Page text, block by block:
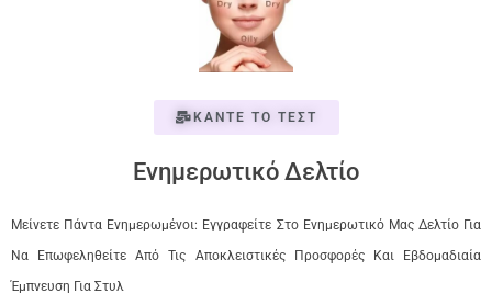
ΚΑΝΤΕ ΤΟ ΤΕΣΤ
Ενημερωτικό Δελτίο
Μείνετε Πάντα Ενημερωμένοι: Εγγραφείτε Στο Ενημερωτικό Μας Δελτίο Για
Να Επωφεληθείτε Από Τις Αποκλειστικές Προσφορές Και Εβδομαδιαία
Έμπνευση Για Στυλ